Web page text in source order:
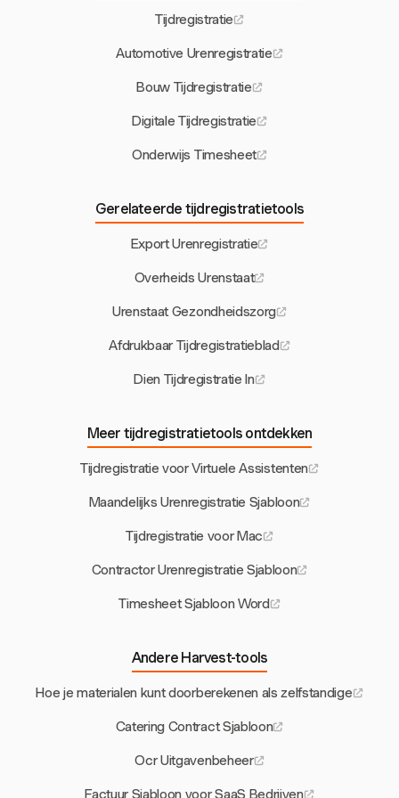
Tijdregistratie
Automotive Urenregistratie
Bouw Tijdregistratie
Digitale Tijdregistratie
Onderwijs Timesheet
Gerelateerde tijdregistratietools
Export Urenregistratie
Overheids Urenstaat
Urenstaat Gezondheidszorg
Afdrukbaar Tijdregistratieblad
Dien Tijdregistratie In
Meer tijdregistratietools ontdekken
Tijdregistratie voor Virtuele Assistenten
Maandelijks Urenregistratie Sjabloon
Tijdregistratie voor Mac
Contractor Urenregistratie Sjabloon
Timesheet Sjabloon Word
Andere Harvest-tools
Hoe je materialen kunt doorberekenen als zelfstandige
Catering Contract Sjabloon
Ocr Uitgavenbeheer
Factuur Sjabloon voor SaaS Bedrijven